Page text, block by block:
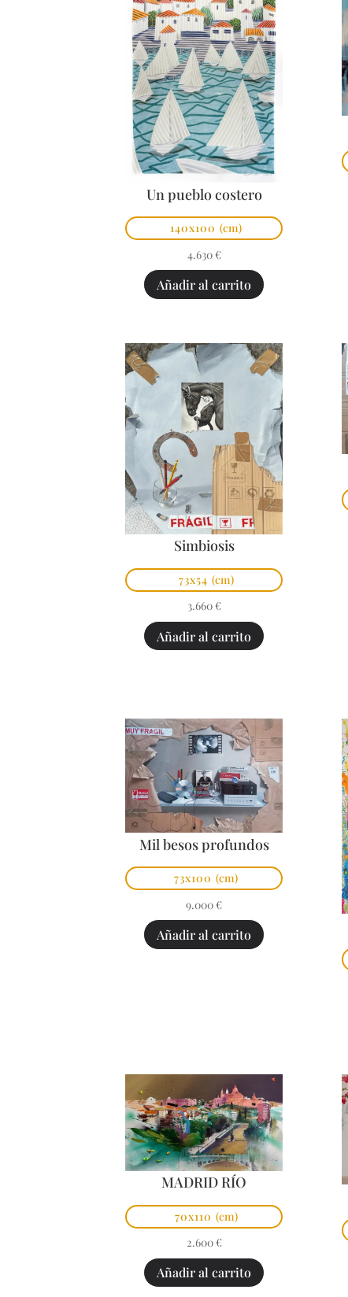
Un pueblo costero
140x100 (cm)
4.630 €
Añadir al carrito
Simbiosis
73x54 (cm)
3.660 €
Añadir al carrito
Mil besos profundos
73x100 (cm)
9.000 €
Añadir al carrito
MADRID RÍO
70x110 (cm)
2.600 €
Añadir al carrito